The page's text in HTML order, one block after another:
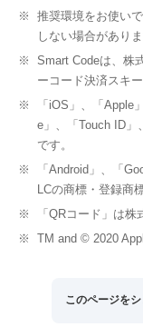
※
推奨環境をお使い
しない場合がありま
※
Smart Codeは、株
ーコード決済スキー
※
「iOS」、「Apple
e」、「Touch ID」
です。
※
「Android」、「
LCの商標・登録商
※
「QRコード」は
※
TM and © 2020
このページを